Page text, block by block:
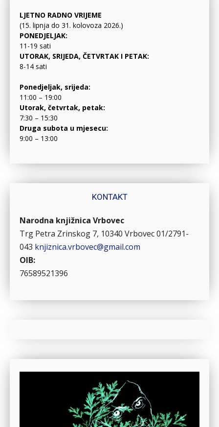
LJETNO RADNO VRIJEME
(15. lipnja do 31. kolovoza 2026.)
PONEDJELJAK:
11-19 sati
UTORAK, SRIJEDA, ČETVRTAK I PETAK:
8-14 sati
Ponedjeljak, srijeda:
11:00 – 19:00
Utorak, četvrtak, petak:
7:30 – 15:30
Druga subota u mjesecu:
9:00 – 13:00
KONTAKT
Narodna knjižnica Vrbovec
Trg Petra Zrinskog 7, 10340 Vrbovec01/2791-
043 knjiznica.vrbovec@gmail.com
OIB:
76589521396